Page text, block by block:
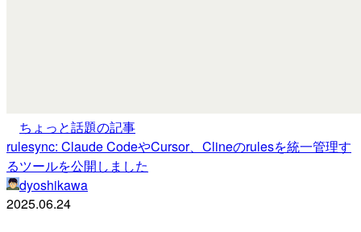
ちょっと話題の記事
rulesync: Claude CodeやCursor、Clineのrulesを統一管理す
るツールを公開しました
dyoshikawa
2025.06.24